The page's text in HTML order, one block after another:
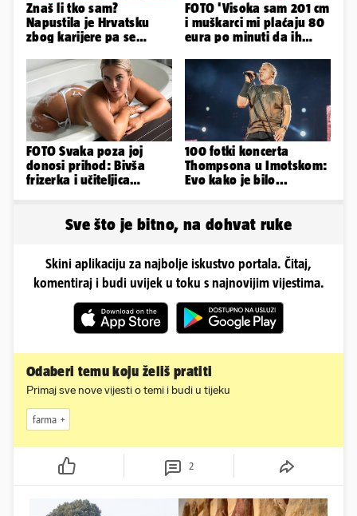
Znaš li tko sam?
Napustila je Hrvatsku
zbog karijere pa se
starijeg
FOTO 'Visoka sam 201 cm
i muškarci mi plaćaju 80
eura po minuti da ih
FOTO Svaka poza joj
donosi prihod: Bivša
frizerka i učiteljica
100 fotki koncerta
Thompsona u Imotskom:
Evo kako je bilo...
Sve što je bitno, na dohvat ruke
Skini aplikaciju za najbolje iskustvo portala. Čitaj,
komentiraj i budi uvijek u toku s najnovijim vijestima.
Odaberi temu koju želiš pratiti
Primaj sve nove vijesti o temi i budi u tijeku
farma
2